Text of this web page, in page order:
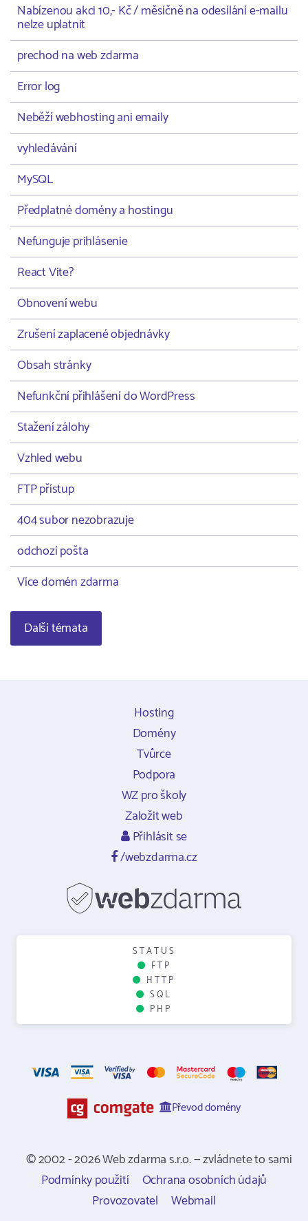
Nabízenou akci 10,- Kč / měsíčně na odesílání e-mailu
nelze uplatnit
prechod na web zdarma
Error log
Neběží webhosting ani emaily
vyhledávání
MySQL
Předplatné domény a hostingu
Nefunguje prihlásenie
React Vite?
Obnovení webu
Zrušení zaplacené objednávky
Obsah stránky
Nefunkční přihlášení do WordPress
Stažení zálohy
Vzhled webu
FTP přístup
404 subor nezobrazuje
odchozí pošta
Více domén zdarma
Další témata
Hosting
Domény
Tvůrce
Podpora
WZ pro školy
Založit web
Přihlásit se
/webzdarma.cz
STATUS
FTP
HTTP
SQL
PHP
Převod domény
© 2002 - 2026 Web zdarma s.r.o. — zvládnete to sami
Podmínky použití
Ochrana osobních údajů
Provozovatel
Webmail